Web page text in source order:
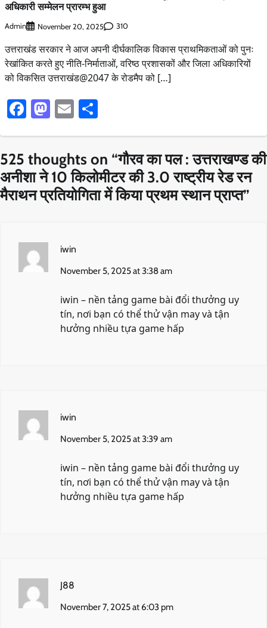
अधिकारी सम्मेलन प्रारम्भ हुआ
Admin November 20, 2025 310
उत्तराखंड सरकार ने आज अपनी दीर्घकालिक विकास प्राथमिकताओं को पुनः
रेखांकित करते हुए नीति-निर्माताओं, वरिष्ठ प्रशासकों और जिला अधिकारियों
को विकसित उत्तराखंड@2047 के रोडमैप को […]
Facebook
Mastodon
Email
525 thoughts on “गौरव का पल : उत्तराखण्ड की
अनीशा ने 10 किलोमीटर की 3.0 राष्ट्रीय रेड रन
मैराथन प्रतियोगिता में किया प्रथम स्थान प्राप्त”
iwin
November 5, 2025 at 3:38 am
iwin – nền tảng game bài đổi thưởng uy
tín, nơi bạn có thể thử vận may và tận
hưởng nhiều tựa game hấp
iwin
November 5, 2025 at 3:39 am
iwin – nền tảng game bài đổi thưởng uy
tín, nơi bạn có thể thử vận may và tận
hưởng nhiều tựa game hấp
J88
November 7, 2025 at 6:03 pm